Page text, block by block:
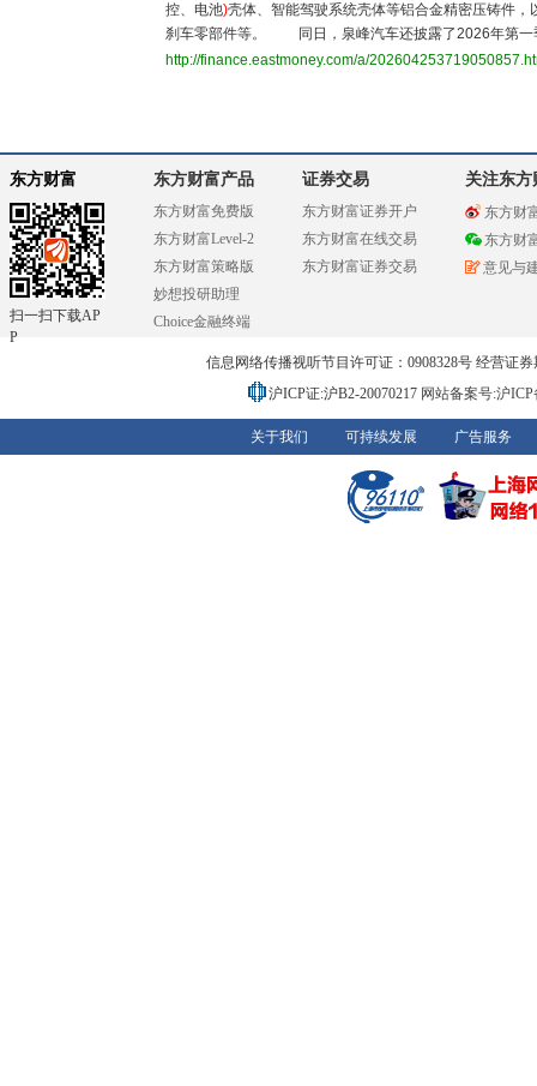
控、电池)壳体、智能驾驶系统壳体等铝合金精密压铸件，
刹车零部件等。 同日，泉峰汽车还披露了2026年第一
http://finance.eastmoney.com/a/
东方财富
扫一扫下载AP
P
东方财富产品
东方财富免费版
东方财富Level-2
东方财富策略版
妙想投研助理
Choice金融终端
证券交易
东方财富证券开户
东方财富在线交易
东方财富证券交易
关注东方
东方财
东方财
意见与
信息网络传播视听节目许可证：0908328号 经营证
沪ICP证:沪B2-20070217 网站备案号:沪
关于我们 可持续发展 广告服务